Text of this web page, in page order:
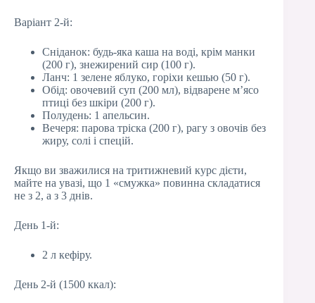
Варіант 2-й:
Сніданок: будь-яка каша на воді, крім манки
(200 г), знежирений сир (100 г).
Ланч: 1 зелене яблуко, горіхи кешью (50 г).
Обід: овочевий суп (200 мл), відварене м’ясо
птиці без шкіри (200 г).
Полудень: 1 апельсин.
Вечеря: парова тріска (200 г), рагу з овочів без
жиру, солі і спецій.
Якщо ви зважилися на тритижневий курс дієти,
майте на увазі, що 1 «смужка» повинна складатися
не з 2, а з 3 днів.
День 1-й:
2 л кефіру.
День 2-й (1500 ккал):